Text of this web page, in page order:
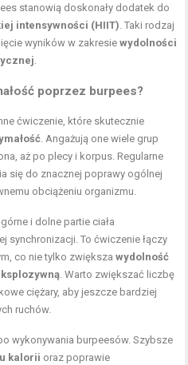
stanowią doskonały dodatek do
intensywności (HIIT). Taki rodzaj
wyników w zakresiewydolności
.
poprzez burpees?
ćwiczenie, które skutecznie
. Angażują one wiele grup
aż po plecy i korpus. Regularne
się do znacznej poprawy ogólnej
obciążeniu organizmu.
i dolne partie ciała
synchronizacji. To ćwiczenie łączy
co nie tylko zwiększawydolność
. Warto zwiększać liczbę
ciężary, aby jeszcze bardziej
ruchów.
wykonywania burpeesów. Szybsze
kalorii oraz poprawie